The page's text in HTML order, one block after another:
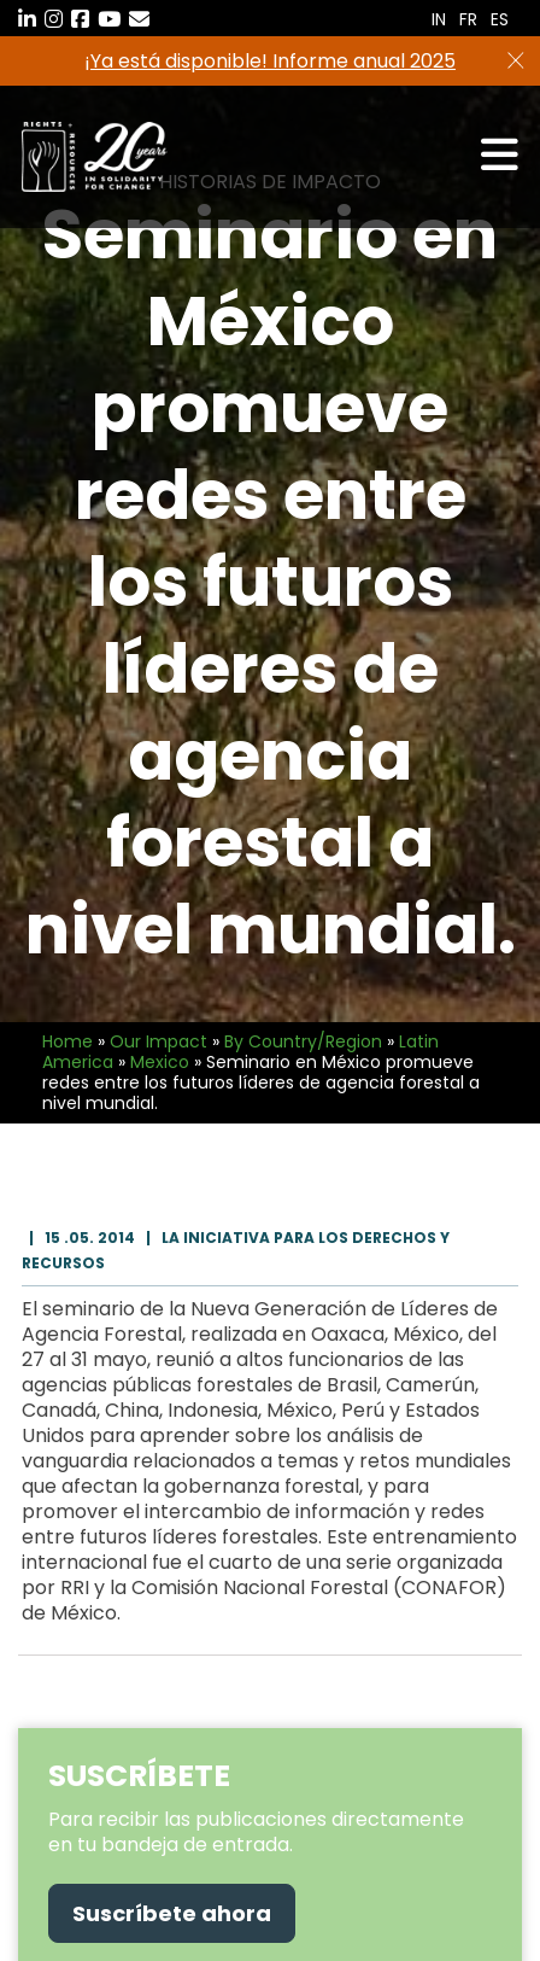
Saltar
al
contenido¡Ya está disponible! Informe anual 2025
IN FR ES
HISTORIAS DE IMPACTO
Seminario en
México
promueve
redes entre
los futuros
líderes de
agencia
forestal a
nivel mundial.
Home » Our Impact » By Country/Region » Latin
America » Mexico » Seminario en México promueve
redes entre los futuros líderes de agencia forestal a
nivel mundial.
| 15 .05. 2014 | LA INICIATIVA PARA LOS DERECHOS Y
RECURSOS
El seminario de la Nueva Generación de Líderes de
Agencia Forestal, realizada en Oaxaca, México, del
27 al 31 mayo, reunió a altos funcionarios de las
agencias públicas forestales de Brasil, Camerún,
Canadá, China, Indonesia, México, Perú y Estados
Unidos para aprender sobre los análisis de
vanguardia relacionados a temas y retos mundiales
que afectan la gobernanza forestal, y para
promover el intercambio de información y redes
entre futuros líderes forestales. Este entrenamiento
internacional fue el cuarto de una serie organizada
por RRI y la Comisión Nacional Forestal (CONAFOR)
de México.
SUSCRÍBETE
Para recibir las publicaciones directamente
en tu bandeja de entrada.
Suscríbete ahora